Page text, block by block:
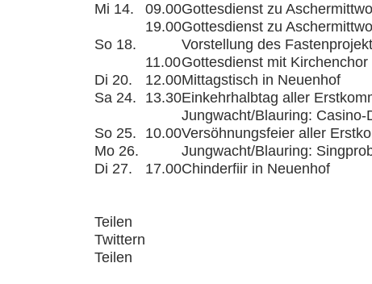
Mi 14.
09.00Gottesdienst zu
19.00Gottesdienst zu
So 18.
Vorstellung des
11.00Gottesdienst mit
Di 20.
12.00Mittagstisch in Neuenhof
Sa 24.
13.30Einkehrhalbtag aller
Jungwacht/Blauring: Casino-
So 25.
10.00Versöhnungsfeier aller
Mo 26.
Jungwacht/Blauring:
Di 27.
17.00Chinderfiir in Neuenhof
Teilen
Twittern
Teilen